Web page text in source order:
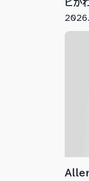
ビか